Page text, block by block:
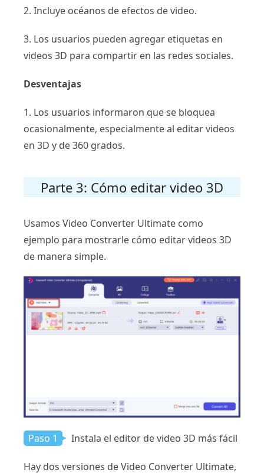
2. Incluye océanos de efectos de video.
3. Los usuarios pueden agregar etiquetas en
videos 3D para compartir en las redes sociales.
Desventajas
1. Los usuarios informaron que se bloquea
ocasionalmente, especialmente al editar videos
en 3D y de 360 ​​grados.
Parte 3: Cómo editar video 3D
Usamos Video Converter Ultimate como
ejemplo para mostrarle cómo editar videos 3D
de manera simple.
Paso 1 Instala el editor de video 3D más fácil
Hay dos versiones de Video Converter Ultimate,